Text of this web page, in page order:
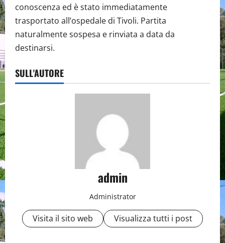
conoscenza ed è stato immediatamente
trasportato all’ospedale di Tivoli. Partita
naturalmente sospesa e rinviata a data da
destinarsi.
SULL'AUTORE
admin
Administrator
Visita il sito web Visualizza tutti i post